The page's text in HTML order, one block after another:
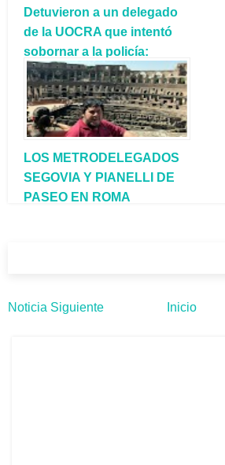
Detuvieron a un delegado
de la UOCRA que intentó
sobornar a la policía:
llevaba casi 100 mil pesos
LOS METRODELEGADOS
SEGOVIA Y PIANELLI DE
PASEO EN ROMA
Noticia Siguiente Inicio